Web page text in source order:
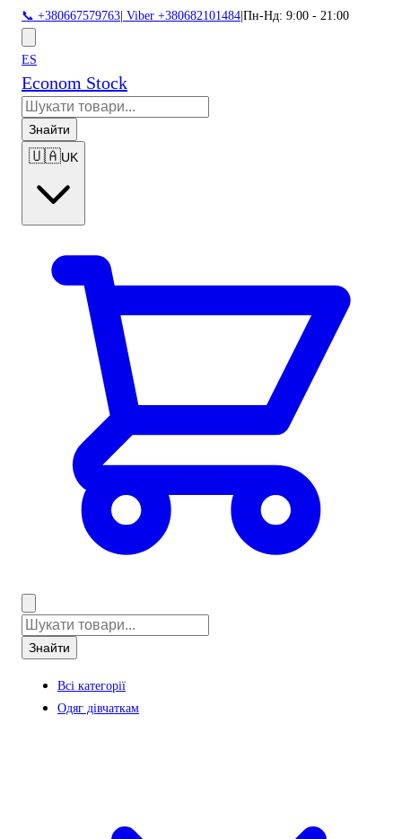
📞 +380667579763 Viber +380682101484 Пн-Нд: 9:00 - 21:00
ES
Econom Stock
Знайти
🇺🇦UK
Знайти
Всі категорії
Одяг дівчаткам